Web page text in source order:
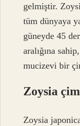
gelmiştir.
tüm dünyaya
güneyde 45
aralığına
mucizevi bir
Zoysia
Zoysia